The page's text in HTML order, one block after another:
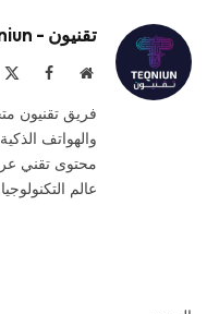
تقنيون - Teqniun
موقعفيسبوك
فريق تقنيون
والهواتف
محتوى تقني
عالم التكنولوجيا.